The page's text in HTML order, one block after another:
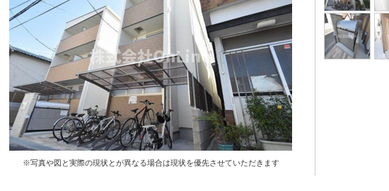
※写真や図と実際の現状とが異なる場合は現状を優先させていただきます